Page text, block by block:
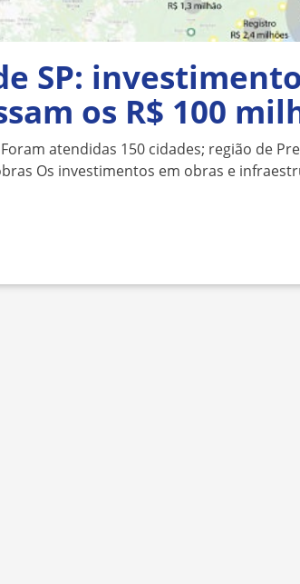
SP:
os R$ 100
atendidas 150 cidades; região de
Os investimentos em obras e